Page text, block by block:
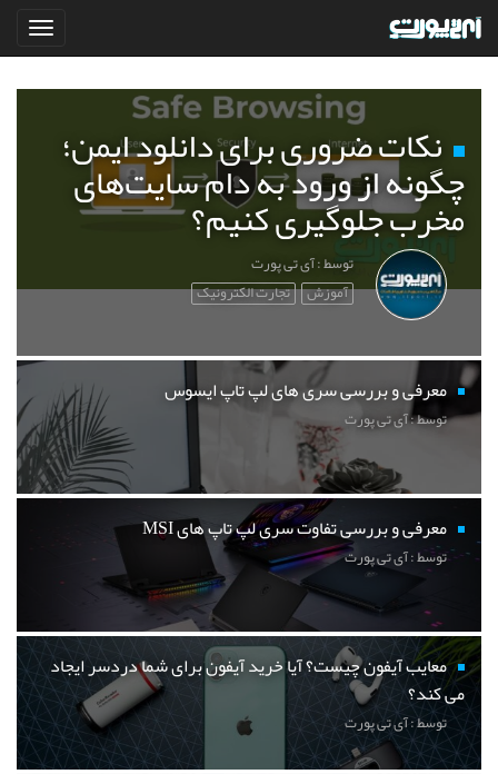
نکات ضروری برای دانلود ایمن؛
چگونه از ورود به دام سایت‌های
مخرب جلوگیری کنیم؟
توسط : آی تی پورت
آموزش تجارت الکترونیک
معرفی و بررسی سری های لپ تاپ ایسوس
توسط : آی تی پورت
معرفی و بررسی تفاوت سری لپ تاپ های MSI
توسط : آی تی پورت
معایب آیفون چیست؟ آیا خرید آیفون برای شما دردسر ایجاد
می کند؟
توسط : آی تی پورت